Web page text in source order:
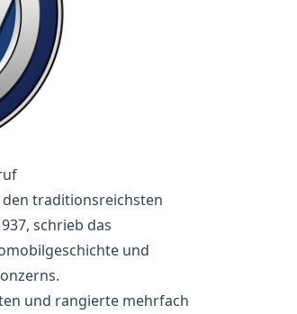
traditionsreichsten
schrieb das
und
und rangierte mehrfach